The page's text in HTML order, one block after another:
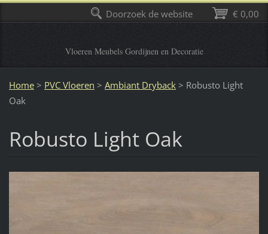
Vloeren Meubels Gordijnen en Decoratie
Home > PVC Vloeren > Ambiant Dryback > Robusto Light
Oak
Robusto Light Oak
€ 0,00
Doorzoek de website